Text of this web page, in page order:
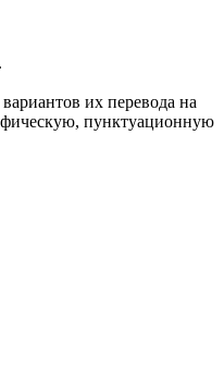
их перевода на
пунктуационную